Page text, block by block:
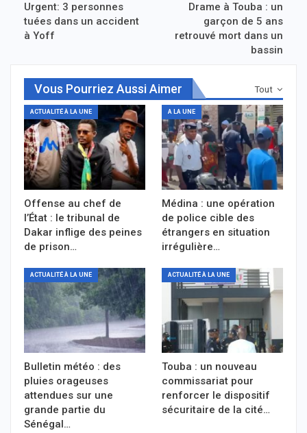
Urgent: 3 personnes
tuées dans un accident
à Yoff
Drame à Touba : un
garçon de 5 ans
retrouvé mort dans un
bassin
Tout
Vous Pourriez Aussi Aimer
ACTUALITÉ À LA UNE
Offense au chef de
l’État : le tribunal de
Dakar inflige des peines
de prison…
A LA UNE
Médina : une opération
de police cible des
étrangers en situation
irrégulière…
ACTUALITÉ À LA UNE
Bulletin météo : des
pluies orageuses
attendues sur une
grande partie du
Sénégal…
ACTUALITÉ À LA UNE
Touba : un nouveau
commissariat pour
renforcer le dispositif
sécuritaire de la cité…